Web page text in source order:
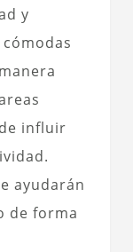
y
influir
ayudarán
de forma